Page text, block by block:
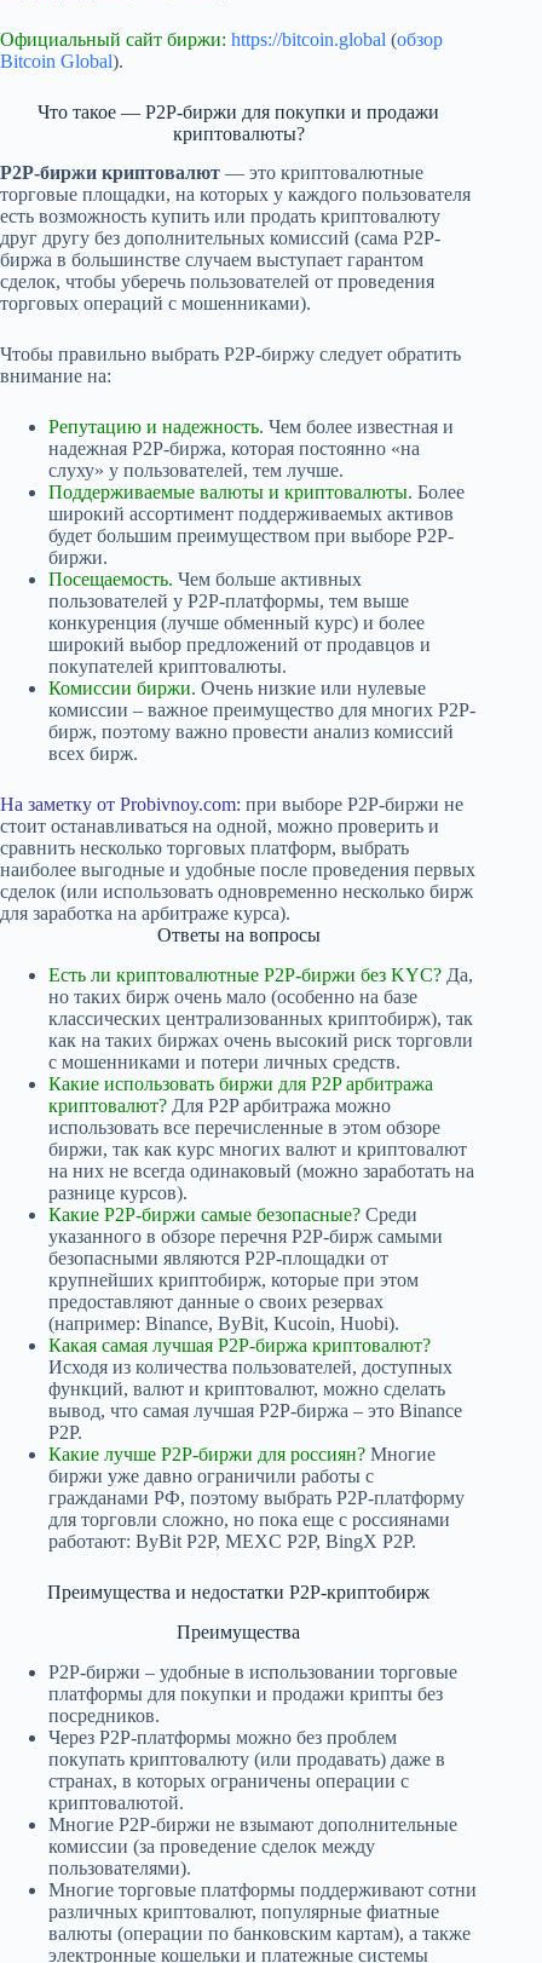
Официальный сайт биржи: https://bitcoin.global (обзор
Bitcoin Global).
Что такое — P2P-биржи для покупки и продажи
криптовалюты?
P2P-биржи криптовалют — это криптовалютные
торговые площадки, на которых у каждого пользователя
есть возможность купить или продать криптовалюту
друг другу без дополнительных комиссий (сама P2P-
биржа в большинстве случаем выступает гарантом
сделок, чтобы уберечь пользователей от проведения
торговых операций с мошенниками).
Чтобы правильно выбрать P2P-биржу следует обратить
внимание на:
Репутацию и надежность. Чем более известная и
надежная P2P-биржа, которая постоянно «на
слуху» у пользователей, тем лучше.
Поддерживаемые валюты и криптовалюты. Более
широкий ассортимент поддерживаемых активов
будет большим преимуществом при выборе P2P-
биржи.
Посещаемость. Чем больше активных
пользователей у P2P-платформы, тем выше
конкуренция (лучше обменный курс) и более
широкий выбор предложений от продавцов и
покупателей криптовалюты.
Комиссии биржи. Очень низкие или нулевые
комиссии – важное преимущество для многих P2P-
бирж, поэтому важно провести анализ комиссий
всех бирж.
На заметку от Probivnoy.com: при выборе P2P-биржи не
стоит останавливаться на одной, можно проверить и
сравнить несколько торговых платформ, выбрать
наиболее выгодные и удобные после проведения первых
сделок (или использовать одновременно несколько бирж
для заработка на арбитраже курса).
Ответы на вопросы
Есть ли криптовалютные P2P-биржи без KYC? Да,
но таких бирж очень мало (особенно на базе
классических централизованных криптобирж), так
как на таких биржах очень высокий риск торговли
с мошенниками и потери личных средств.
Какие использовать биржи для P2P арбитража
криптовалют? Для P2P арбитража можно
использовать все перечисленные в этом обзоре
биржи, так как курс многих валют и криптовалют
на них не всегда одинаковый (можно заработать на
разнице курсов).
Какие P2P-биржи самые безопасные? Среди
указанного в обзоре перечня P2P-бирж самыми
безопасными являются P2P-площадки от
крупнейших криптобирж, которые при этом
предоставляют данные о своих резервах
(например: Binance, ByBit, Kucoin, Huobi).
Какая самая лучшая P2P-биржа криптовалют?
Исходя из количества пользователей, доступных
функций, валют и криптовалют, можно сделать
вывод, что самая лучшая P2P-биржа – это Binance
P2P.
Какие лучше P2P-биржи для россиян? Многие
биржи уже давно ограничили работы с
гражданами РФ, поэтому выбрать P2P-платформу
для торговли сложно, но пока еще с россиянами
работают: ByBit P2P, MEXC P2P, BingX P2P.
Преимущества и недостатки P2P-криптобирж
Преимущества
P2P-биржи – удобные в использовании торговые
платформы для покупки и продажи крипты без
посредников.
Через P2P-платформы можно без проблем
покупать криптовалюту (или продавать) даже в
странах, в которых ограничены операции с
криптовалютой.
Многие P2P-биржи не взымают дополнительные
комиссии (за проведение сделок между
пользователями).
Многие торговые платформы поддерживают сотни
различных криптовалют, популярные фиатные
валюты (операции по банковским картам), а также
электронные кошельки и платежные системы